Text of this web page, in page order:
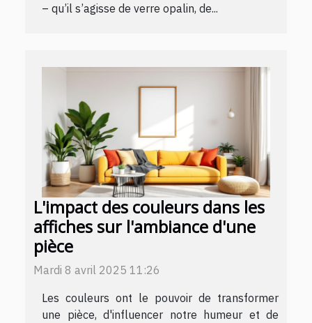
– qu’il s’agisse de verre opalin, de...
L'impact des couleurs dans les
affiches sur l'ambiance d'une
pièce
Mardi 8 avril 2025 11:26
Les couleurs ont le pouvoir de transformer
une pièce, d'influencer notre humeur et de